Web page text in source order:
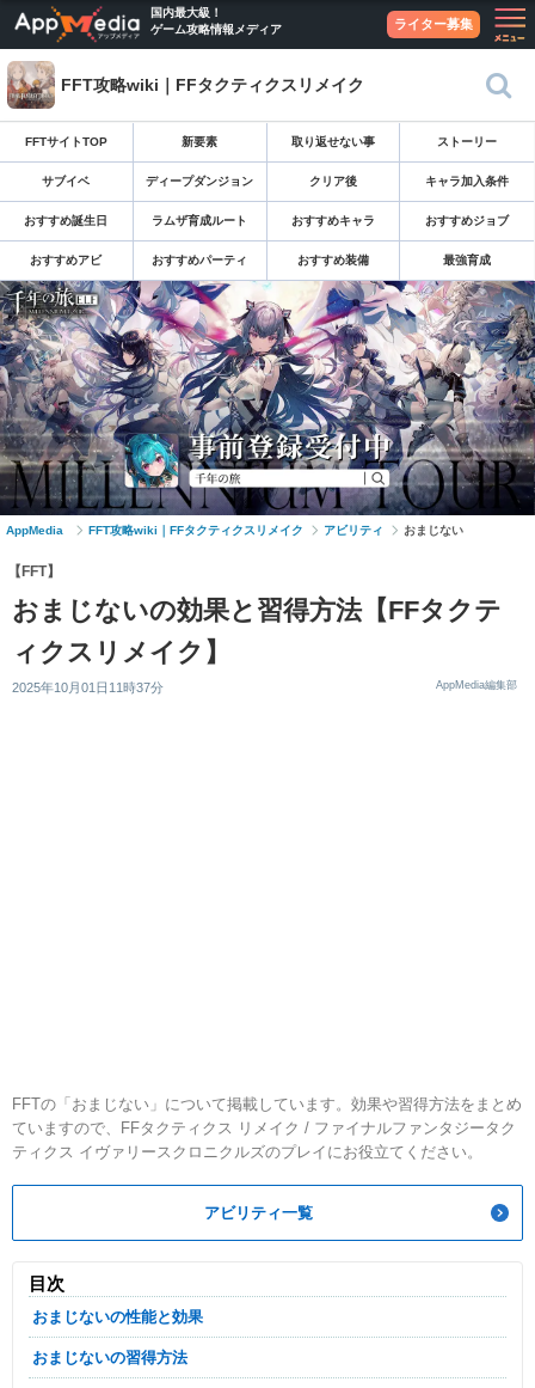
国内最大級！
ゲーム攻略情報メディア
ライター募集
FFT攻略wiki｜FFタクティクスリメイク
FFTサイトTOP 新要素 取り返せない事 ストーリー
サブイベ ディープダンジョン クリア後 キャラ加入条件
おすすめ誕生日 ラムザ育成ルート おすすめキャラ おすすめジョブ
おすすめアビ おすすめパーティ おすすめ装備 最強育成
AppMedia FFT攻略wiki｜FFタクティクスリメイク アビリティ おまじない
【FFT】
おまじないの効果と習得方法【FFタクテ
ィクスリメイク】
2025年10月01日11時37分 AppMedia編集部
FFTの「おまじない」について掲載しています。効果や習得方法をまとめ
ていますので、FFタクティクス リメイク / ファイナルファンタジータク
ティクス イヴァリースクロニクルズのプレイにお役立てください。
アビリティ一覧
目次
おまじないの性能と効果
おまじないの習得方法